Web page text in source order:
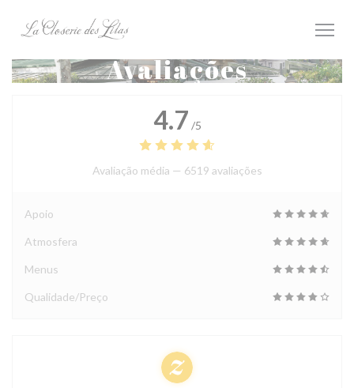
Avaliações
4.7 /5
Avaliação média — 6519 avaliações
Apoio
Atmosfera
Menus
Qualidade/Preço